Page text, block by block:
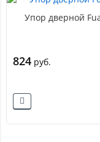
Упор дверной
824 руб.